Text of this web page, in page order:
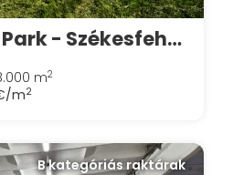
Az m59 Üzleti Park - Székesfehérváron
m2
m2
B kategóriás raktárak